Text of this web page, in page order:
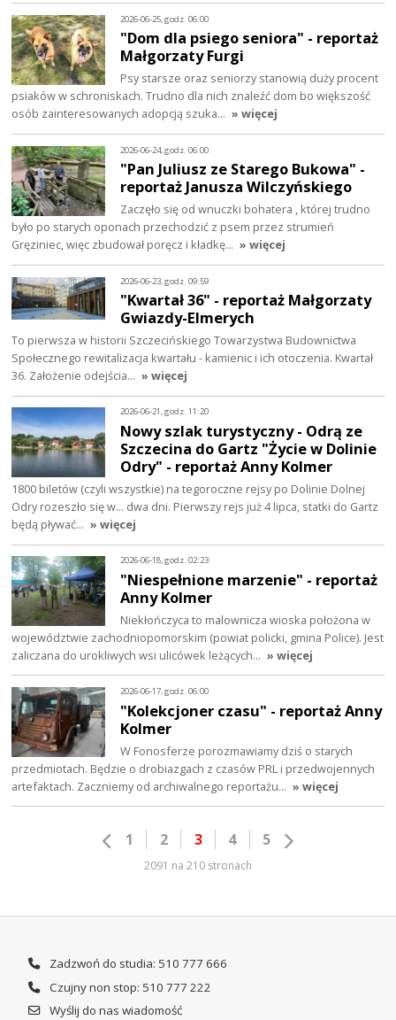
2026-06-25, godz. 06:00
"Dom dla psiego seniora" - reportaż
Małgorzaty Furgi
Psy starsze oraz seniorzy stanowią duży procent
psiaków w schroniskach. Trudno dla nich znaleźć dom bo większość
osób zainteresowanych adopcją szuka… » więcej
2026-06-24, godz. 06:00
"Pan Juliusz ze Starego Bukowa" -
reportaż Janusza Wilczyńskiego
Zaczęło się od wnuczki bohatera , której trudno
było po starych oponach przechodzić z psem przez strumień
Gręziniec, więc zbudował poręcz i kładkę… » więcej
2026-06-23, godz. 09:59
"Kwartał 36" - reportaż Małgorzaty
Gwiazdy-Elmerych
To pierwsza w historii Szczecińskiego Towarzystwa Budownictwa
Społecznego rewitalizacja kwartału - kamienic i ich otoczenia. Kwartał
36. Założenie odejścia… » więcej
2026-06-21, godz. 11:20
Nowy szlak turystyczny - Odrą ze
Szczecina do Gartz "Życie w Dolinie
Odry" - reportaż Anny Kolmer
1800 biletów (czyli wszystkie) na tegoroczne rejsy po Dolinie Dolnej
Odry rozeszło się w... dwa dni. Pierwszy rejs już 4 lipca, statki do Gartz
będą pływać… » więcej
2026-06-18, godz. 02:23
"Niespełnione marzenie" - reportaż
Anny Kolmer
Niekłończyca to malownicza wioska położona w
województwie zachodniopomorskim (powiat policki, gmina Police). Jest
zaliczana do urokliwych wsi ulicówek leżących… » więcej
2026-06-17, godz. 06:00
"Kolekcjoner czasu" - reportaż Anny
Kolmer
W Fonosferze porozmawiamy dziś o starych
przedmiotach. Będzie o drobiazgach z czasów PRL i przedwojennych
artefaktach. Zaczniemy od archiwalnego reportażu… » więcej
1 2 3 4 5
2091 na 210 stronach
Zadzwoń do studia: 510 777 666
Czujny non stop: 510 777 222
Wyślij do nas wiadomość